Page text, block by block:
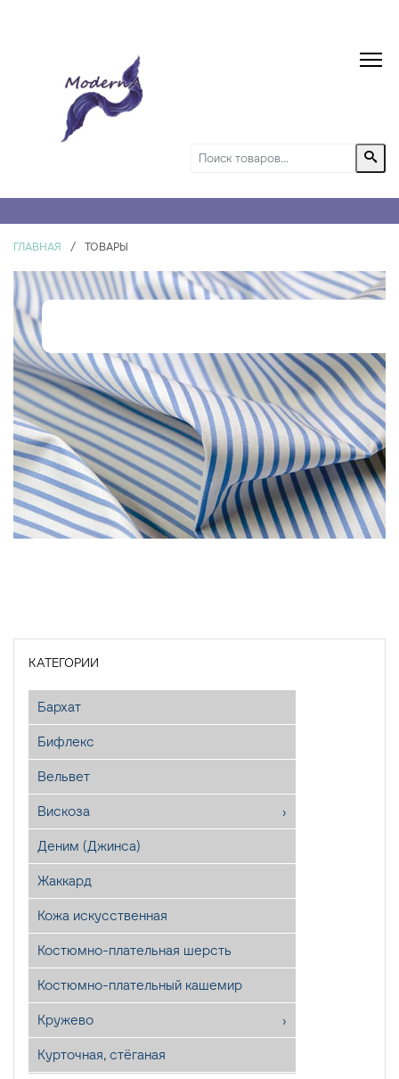
ГЛАВНАЯ / ТОВАРЫ
КАТЕГОРИИ
Бархат
Бифлекс
Вельвет
Вискоза
Деним (Джинса)
Жаккард
Кожа искусственная
Костюмно-плательная шерсть
Костюмно-плательный кашемир
Кружево
Курточная, стёганая